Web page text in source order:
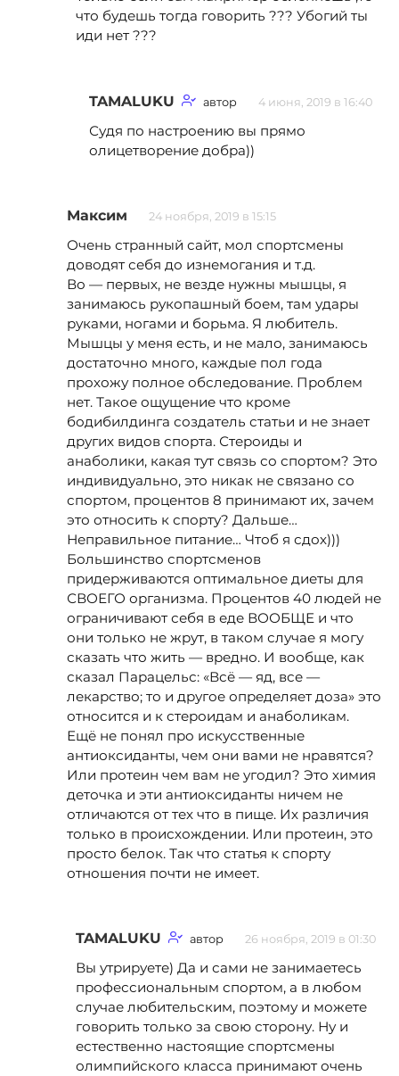
что будешь тогда говорить ??? Убогий ты
иди нет ???
TAMALUKU автор 4 июня, 2019 в 16:40
Судя по настроению вы прямо
олицетворение добра))
Максим 24 ноября, 2019 в 15:15
Очень странный сайт, мол спортсмены
доводят себя до изнемогания и т.д.
Во — первых, не везде нужны мышцы, я
занимаюсь рукопашный боем, там удары
руками, ногами и борьма. Я любитель.
Мышцы у меня есть, и не мало, занимаюсь
достаточно много, каждые пол года
прохожу полное обследование. Проблем
нет. Такое ощущение что кроме
бодибилдинга создатель статьи и не знает
других видов спорта. Стероиды и
анаболики, какая тут связь со спортом? Это
индивидуально, это никак не связано со
спортом, процентов 8 принимают их, зачем
это относить к спорту? Дальше…
Неправильное питание… Чтоб я сдох)))
Большинство спортсменов
придерживаются оптимальное диеты для
СВОЕГО организма. Процентов 40 людей не
ограничивают себя в еде ВООБЩЕ и что
они только не жрут, в таком случае я могу
сказать что жить — вредно. И вообще, как
сказал Парацельс: «Всё — яд, все —
лекарство; то и другое определяет доза» это
относится и к стероидам и анаболикам.
Ещё не понял про искусственные
антиоксиданты, чем они вами не нравятся?
Или протеин чем вам не угодил? Это химия
деточка и эти антиоксиданты ничем не
отличаются от тех что в пище. Их различия
только в происхождении. Или протеин, это
просто белок. Так что статья к спорту
отношения почти не имеет.
TAMALUKU автор 26 ноября, 2019 в 01:30
Вы утрируете) Да и сами не занимаетесь
профессиональным спортом, а в любом
случае любительским, поэтому и можете
говорить только за свою сторону. Ну и
естественно настоящие спортсмены
олимпийского класса принимают очень